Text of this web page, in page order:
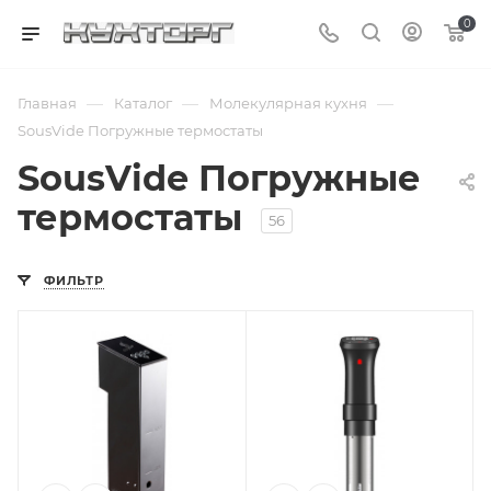
0
Главная — Каталог — Молекулярная кухня —
SousVide Погружные термостаты
SousVide Погружные
термостаты
56
ФИЛЬТР
Подпись к товару
погружной; 22 л;
от 0 до 90
Цельсия; 220 В; 1.5
Подпись к товару
погружной; 15 л;
Цельсия; 220 В; 1.1